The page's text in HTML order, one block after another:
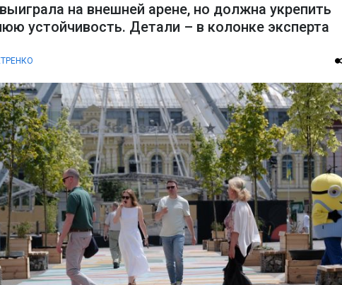
на внешней арене, но должна укрепить
устойчивость. Детали – в колонке эксперта